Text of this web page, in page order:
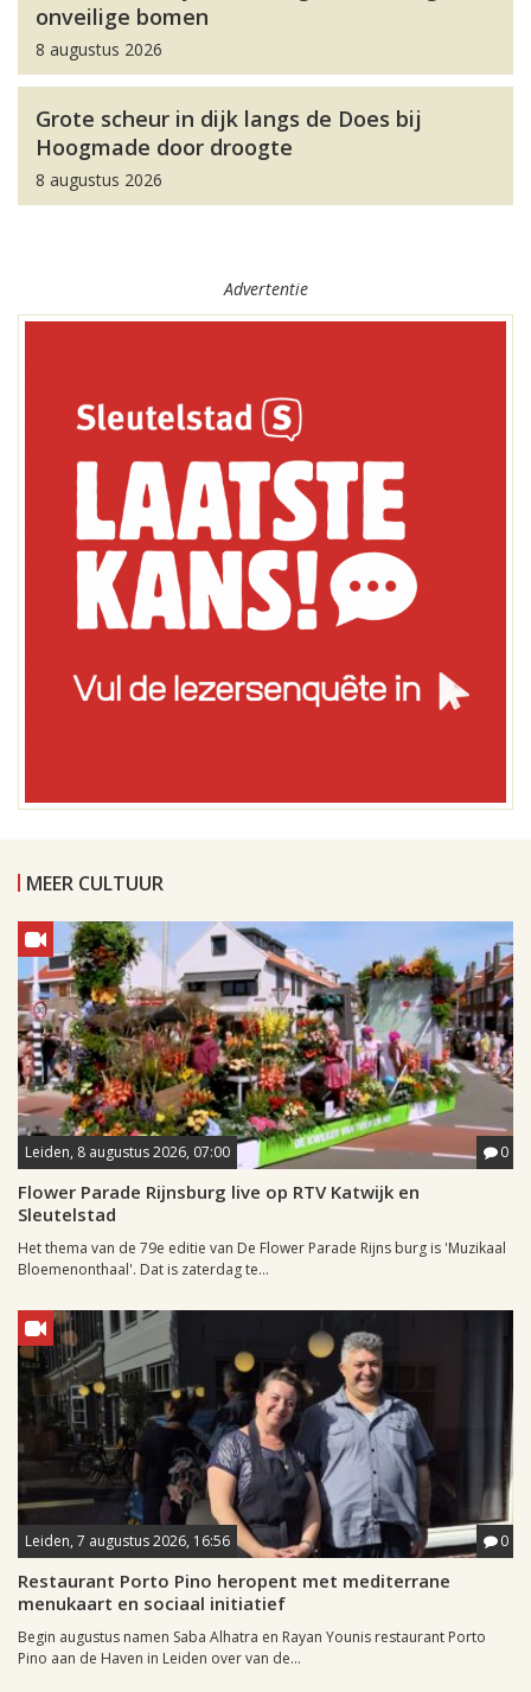
onveilige bomen
8 augustus 2026
Grote scheur in dijk langs de Does bij
Hoogmade door droogte
8 augustus 2026
Advertentie
MEER CULTUUR
Leiden, 8 augustus 2026, 07:00 0
Flower Parade Rijnsburg live op RTV Katwijk en
Sleutelstad
Het thema van de 79e editie van De Flower Parade Rijns burg is 'Muzikaal
Bloemenonthaal'. Dat is zaterdag te...
Leiden, 7 augustus 2026, 16:56 0
Restaurant Porto Pino heropent met mediterrane
menukaart en sociaal initiatief
Begin augustus namen Saba Alhatra en Rayan Younis restaurant Porto
Pino aan de Haven in Leiden over van de...